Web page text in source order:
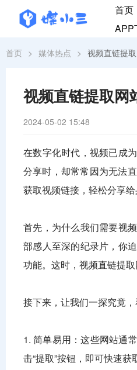
首页
APP
首页 > 媒体热点 > 视频直链提
视频直链提取网
2024-05-02 15:48
在数字化时代，视频已成
分享时，却常常因为无法
获取视频链接，轻松分享给
首先，为什么我们需要视
部感人至深的纪录片，你
功能。这时，视频直链提取
接下来，让我们一探究竟
1. 简单易用：这些网站通
击“提取”按钮，即可快速获